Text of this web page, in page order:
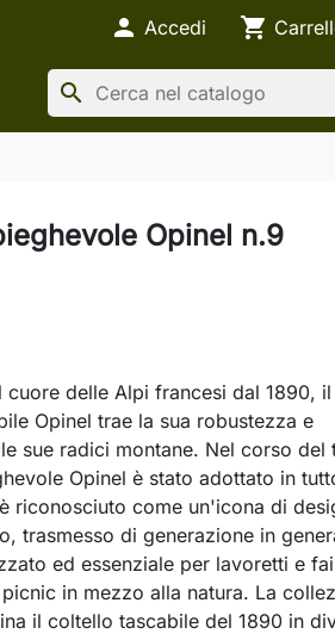
 Accedi shopping_cart
search
Opinel n.9
cuore delle Alpi francesi dal 1890, il
Opinel trae la sua robustezza e
sue radici montane. Nel corso del
Opinel è stato adottato in
riconosciuto come un'icona di
trasmesso di generazione in
ed essenziale per lavoretti e
in mezzo alla natura. La
il coltello tascabile del 1890 in